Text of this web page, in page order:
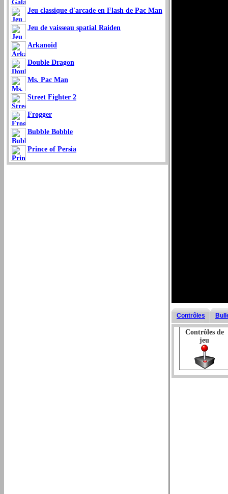
Jeu classique d'arcade en Flash de Pac Man
Jeu de vaisseau spatial Raiden
Arkanoid
Double Dragon
Ms. Pac Man
Street Fighter 2
Frogger
Bubble Bobble
Prince of Persia
Contrôles
Contrôles de
jeu